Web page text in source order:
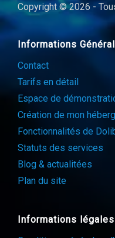
Copyright © 2026 -
Informations Général
Contact
Tarifs en détail
Espace de
Création de mon
Fonctionnalités de
Statuts des services
Blog & actualitées
Plan du site
Informations légales